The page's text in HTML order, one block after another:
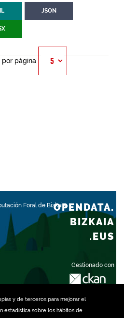
y de terceros para mejorar el
estadística sobre los hábitos de
JSON
por página
Foral de Bizkaia
Gestionado con
OPENDATA.
BIZKAIA
.EUS